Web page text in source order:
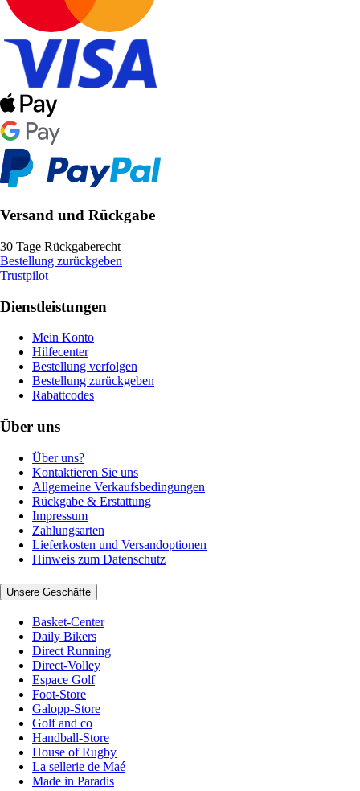
Versand und Rückgabe
30 Tage Rückgaberecht
Bestellung zurückgeben
Trustpilot
Dienstleistungen
Mein Konto
Hilfecenter
Bestellung verfolgen
Bestellung zurückgeben
Rabattcodes
Über uns
Über uns?
Kontaktieren Sie uns
Allgemeine Verkaufsbedingungen
Rückgabe & Erstattung
Impressum
Zahlungsarten
Lieferkosten und Versandoptionen
Hinweis zum Datenschutz
Unsere Geschäfte
Basket-Center
Daily Bikers
Direct Running
Direct-Volley
Espace Golf
Foot-Store
Galopp-Store
Golf and co
Handball-Store
House of Rugby
La sellerie de Maé
Made in Paradis